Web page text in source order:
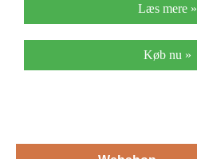
Læs mere »
Køb nu »